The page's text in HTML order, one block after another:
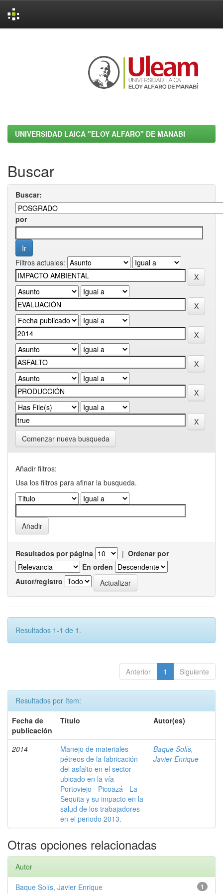
UNIVERSIDAD LAICA "ELOY ALFARO" DE MANABI
Buscar
Buscar:
por
Filtros actuales:
Comenzar nueva busqueda
Añadir filtros:
Usa los filtros para afinar la busqueda.
Resultados por página | Ordenar por
En orden
Autor/registro
Resultados 1-1 de 1.
Anterior 1 Siguiente
Resultados por ítem:
Fecha de
publicación
Título Autor(es)
2014
Manejo de materiales
pétreos de la fabricación
del asfalto en el sector
ubicado en la vía
Portoviejo - Picoazá - La
Sequita y su impacto en la
salud de los trabajadores
en el periodo 2013.
Baque Solís,
Javier Enrique
Otras opciones relacionadas
Autor
1
Baque Solís, Javier Enrique